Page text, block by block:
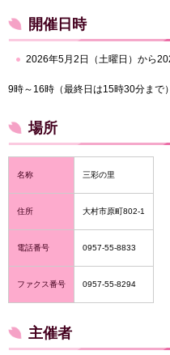
開催日時
2026年5月2日（土曜日）から
9時～16時（最終日は15時30分まで）
場所
名称 三彩の里
住所 大村市原町802-1
電話番号 0957-55-8833
ファクス番号 0957-55-8294
主催者